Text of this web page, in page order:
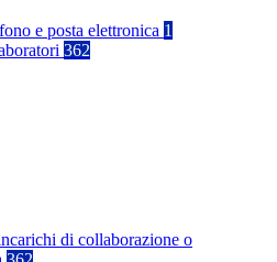
e posta elettronica 1
362
di collaborazione o